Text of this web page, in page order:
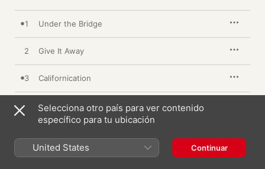
1 Under the Bridge
2 Give It Away
3 Californication
4 Scar Tissue
6 Otherside
Selecciona otro país para ver contenido
específico para tu ubicación
United States Continuar